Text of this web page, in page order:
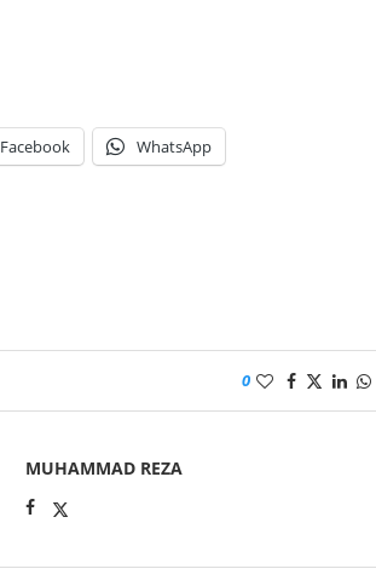
Facebook WhatsApp
0
MUHAMMAD REZA